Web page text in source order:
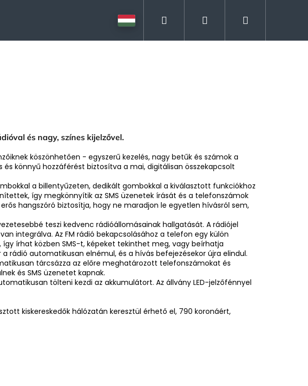
Keresés Bejelentkezés
és nagy, színes kijelzővel.
köszönhetően - egyszerű kezelés, nagy betűk és számok a
könnyű hozzáférést biztosítva a mai, digitálisan összekapcsolt
a billentyűzeten, dedikált gombokkal a kiválasztott funkciókhoz
így megkönnyítik az SMS üzenetek írását és a telefonszámok
hangszóró biztosítja, hogy ne maradjon le egyetlen hívásról sem,
teszi kedvenc rádióállomásainak hallgatását. A rádiójel
integrálva. Az FM rádió bekapcsolásához a telefon egy külön
írhat közben SMS-t, képeket tekinthet meg, vagy beírhatja
rádió automatikusan elnémul, és a hívás befejezésekor újra elindul.
tárcsázza az előre meghatározott telefonszámokat és
és SMS üzenetet kapnak.
tölteni kezdi az akkumulátort. Az állvány LED-jelzőfénnyel
kiskereskedők hálózatán keresztül érhető el, 790 koronáért,